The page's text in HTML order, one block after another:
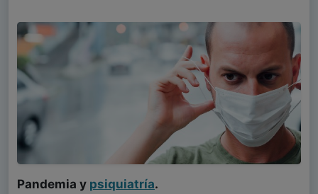
Pandemia y psiquiatría.